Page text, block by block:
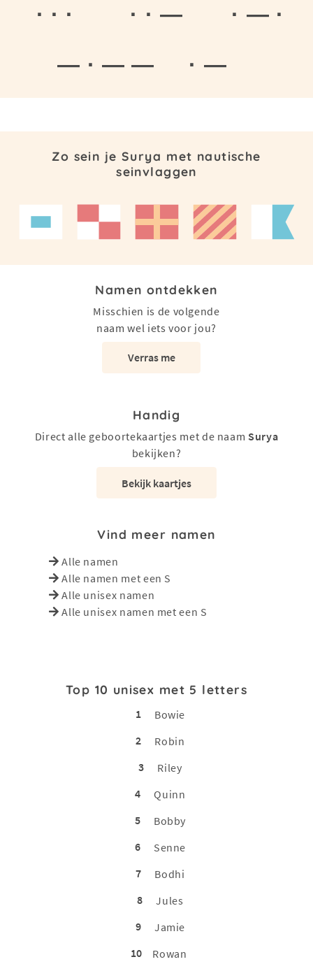
· · · · · —
· — ·
— · — —
· —
Zo sein je Surya met nautische
seinvlaggen
Namen ontdekken
Misschien is de volgende
naam wel iets voor jou?
Verras me
Handig
Direct alle geboortekaartjes met de naam Surya
bekijken?
Bekijk kaartjes
Vind meer namen
Alle namen
Alle namen met een S
Alle unisex namen
Alle unisex namen met een S
Top 10 unisex met 5 letters
1
Bowie
2
Robin
3
Riley
4
Quinn
5
Bobby
6
Senne
7
Bodhi
8
Jules
9
Jamie
10
Rowan